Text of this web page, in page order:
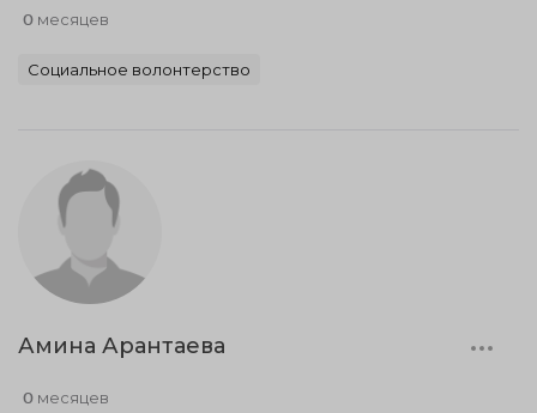
0 месяцев
Социальное волонтерство
Амина Арантаева
0 месяцев